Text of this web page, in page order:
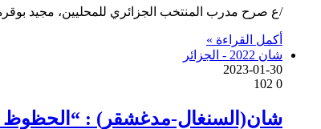
/ع صرح مدرب المنتخب الجزائري للمحليين، مجيد
أكمل القراءة »
شان 2022 - الجزائر
2023-01-30
0
شان(السنغال-مدغشقر) : “الحظوظ